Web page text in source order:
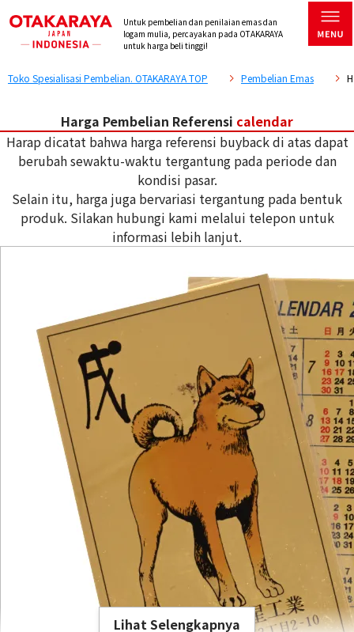
Untuk pembelian dan penilaian emas dan
logam mulia, percayakan pada OTAKARAYA
untuk harga beli tinggi!
Toko Spesialisasi Pembelian. OTAKARAYA TOP Pembelian Emas
Harga Pembelian Referensi calendar
Harap dicatat bahwa harga referensi buyback di atas dapat
berubah sewaktu-waktu tergantung pada periode dan
kondisi pasar.
Selain itu, harga juga bervariasi tergantung pada bentuk
produk. Silakan hubungi kami melalui telepon untuk
informasi lebih lanjut.
Lihat Selengkapnya